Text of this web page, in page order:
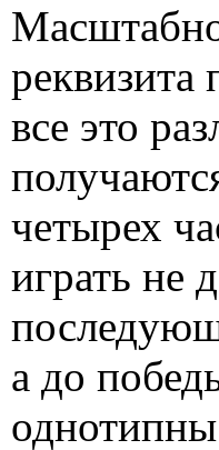
реквизита
все это
четырех
играть не
а до